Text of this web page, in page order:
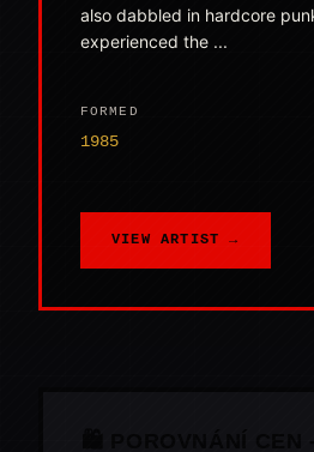
also dabbled in hardcore
experienced the ...
FORMED
1985
VIEW ARTIST →